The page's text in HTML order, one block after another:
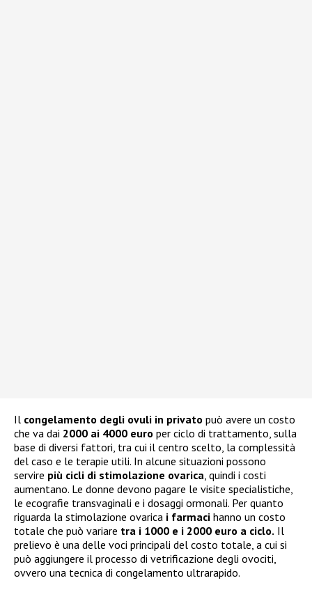
Il congelamento degli ovuli in privato può avere un costo
che va dai 2000 ai 4000 euro per ciclo di trattamento, sulla
base di diversi fattori, tra cui il centro scelto, la complessità
del caso e le terapie utili. In alcune situazioni possono
servire più cicli di stimolazione ovarica , quindi i costi
aumentano. Le donne devono pagare le visite specialistiche,
le ecografie transvaginali e i dosaggi ormonali. Per quanto
riguarda la stimolazione ovarica i farmaci hanno un costo
totale che può variare tra i 1000 e i 2000 euro a ciclo. Il
prelievo è una delle voci principali del costo totale, a cui si
può aggiungere il processo di vetrificazione degli ovociti,
ovvero una tecnica di congelamento ultrarapido.